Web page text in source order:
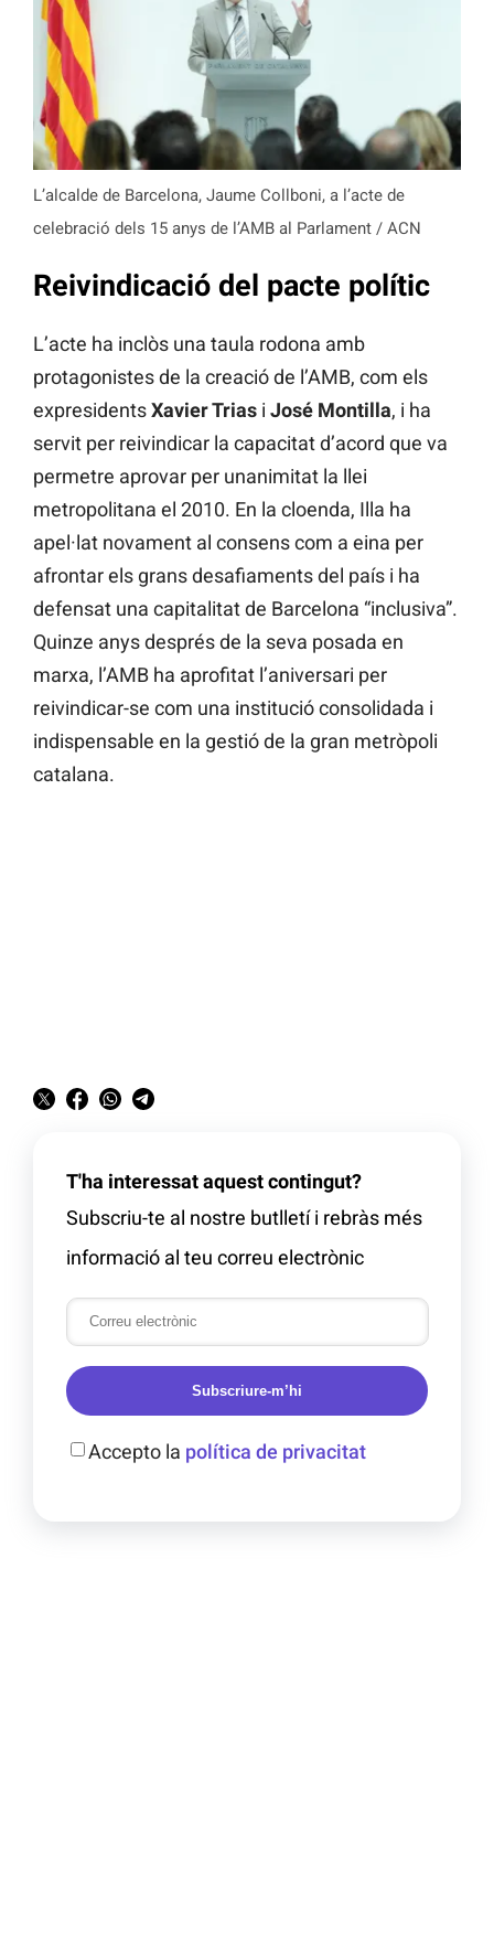
L’alcalde de Barcelona, Jaume Collboni, a l’acte de
celebració dels 15 anys de l’AMB al Parlament / ACN
Reivindicació del pacte polític
L’acte ha inclòs una taula rodona amb
protagonistes de la creació de l’AMB, com els
expresidentsXavier Trias i José Montilla, i ha
servit per reivindicar la capacitat d’acord que va
permetre aprovar per unanimitat la llei
metropolitana el 2010. En la cloenda, Illa ha
apel·lat novament al consens com a eina per
afrontar els grans desafiaments del país i ha
defensat una capitalitat de Barcelona “inclusiva”.
Quinze anys després de la seva posada en
marxa, l’AMB ha aprofitat l’aniversari per
reivindicar-se com una institució consolidada i
indispensable en la gestió de la gran metròpoli
catalana.
T'ha interessat aquest contingut?
Subscriu-te al nostre butlletí i rebràs més
informació al teu correu electrònic
Subscriure-m’hi
Accepto la política de privacitat